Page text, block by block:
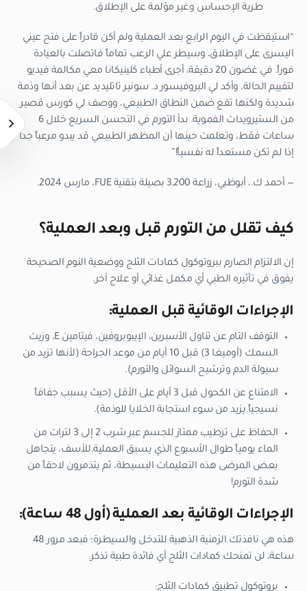
طرية الإحساس وغير مؤلمة على الإطلاق.
“استيقظت في اليوم الرابع بعد العملية ولم أكن قادراً على فتح عيني
اليسرى على الإطلاق، وسيطر علي الرعب تماماً فاتصلت بالعيادة
فوراً. في غضون 20 دقيقة، أجرى أطباء كلينيكانا معي مكالمة فيديو
لتقييم الحالة، وأكد لي البروفيسور د. سونير تاتليديد عن بعد أنها وذمة
شديدة ولكنها تقع ضمن النطاق الطبيعي، ووصف لي كورس قصير
من الستيرويدات الفموية. بدأ التورم في التحسن السريع خلال 6
ساعات فقط، وتعلمت حينها أن المظهر الطبيعي قد يبدو مرعباً جداً
إذا لم تكن مستعداً له نفسياً!”
— أحمد ك.، أبوظبي، زراعة 3,200 بصيلة بتقنية FUE، مارس 2024.
كيف تقلل من التورم قبل وبعد العملية؟
إن الالتزام الصارم ببروتوكول كمادات الثلج ووضعية النوم الصحيحة
يفوق في تأثيره الطبي أي مكمل غذائي أو علاج آخر.
الإجراءات الوقائية قبل العملية:
التوقف التام عن تناول الأسبرين، الإيبوبروفين، فيتامين E، وزيت
السمك (أوميغا 3) قبل 10 أيام من موعد الجراحة (لأنها تزيد من
سيولة الدم وترشيح السوائل والتورم).
الامتناع عن الكحول قبل 3 أيام على الأقل (حيث يسبب جفافاً
نسيجياً يزيد من سوء استجابة الخلايا للوذمة).
الحفاظ على ترطيب ممتاز للجسم عبر شرب 2 إلى 3 لترات من
الماء يومياً طوال الأسبوع الذي يسبق العملية.للأسف، يتجاهل
بعض المرضى هذه التعليمات البسيطة، ثم يتذمرون لاحقاً من
شدة التورم!
الإجراءات الوقائية بعد العملية (أول 48 ساعة):
هذه هي نافذتك الزمنية الذهبية للتدخل والسيطرة؛ فبعد مرور 48
ساعة، لن تمنحك كمادات الثلج أي فائدة طبية تذكر.
بروتوكول تطبيق كمادات الثلج: